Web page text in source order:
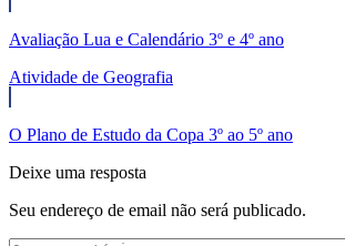
Avaliação Lua e Calendário 3º e 4º ano
Atividade de Geografia
O Plano de Estudo da Copa 3º ao 5º ano
Deixe uma resposta
Seu endereço de email não será publicado.